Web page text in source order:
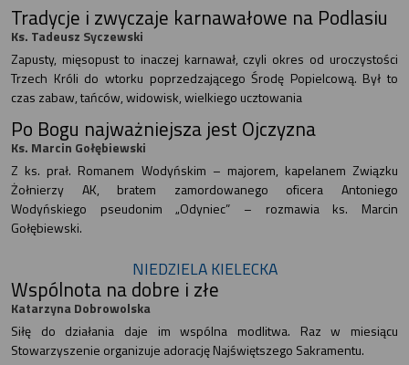
Tradycje i zwyczaje karnawałowe na Podlasiu
Ks. Tadeusz Syczewski
Zapusty, mięsopust to inaczej karnawał, czyli okres od uroczystości
Trzech Króli do wtorku poprzedzającego Środę Popielcową. Był to
czas zabaw, tańców, widowisk, wielkiego ucztowania
Po Bogu najważniejsza jest Ojczyzna
Ks. Marcin Gołębiewski
Z ks. prał. Romanem Wodyńskim – majorem, kapelanem Związku
Żołnierzy AK, bratem zamordowanego oficera Antoniego
Wodyńskiego pseudonim „Odyniec” – rozmawia ks. Marcin
Gołębiewski.
NIEDZIELA KIELECKA
Wspólnota na dobre i złe
Katarzyna Dobrowolska
Siłę do działania daje im wspólna modlitwa. Raz w miesiącu
Stowarzyszenie organizuje adorację Najświętszego Sakramentu.